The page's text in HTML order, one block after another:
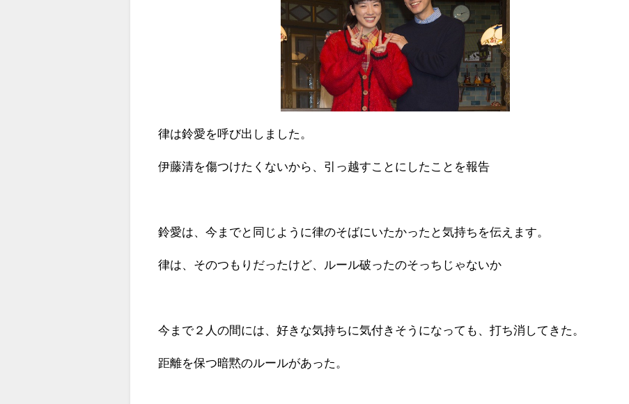
律は鈴愛を呼び出しました。
伊藤清を傷つけたくないから、引っ越すことにしたことを報告
鈴愛は、今までと同じように律のそばにいたかったと気持ちを伝えます。
律は、そのつもりだったけど、ルール破ったのそっちじゃないか
今まで２人の間には、好きな気持ちに気付きそうになっても、打ち消してきた。
距離を保つ暗黙のルールがあった。